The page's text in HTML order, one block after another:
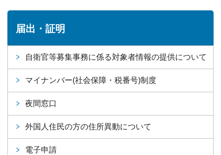
届出・証明
自衛官等募集事務に係る対象者情報の提供について
マイナンバー(社会保障・税番号)制度
夜間窓口
外国人住民の方の住所異動について
電子申請